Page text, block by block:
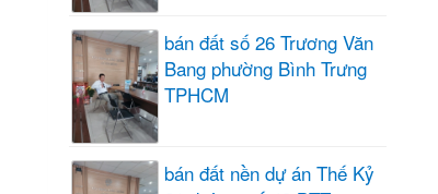
bán đất số 26 Trương Văn
Bang phường Bình Trưng
TPHCM
bán đất nền dự án Thế Kỷ